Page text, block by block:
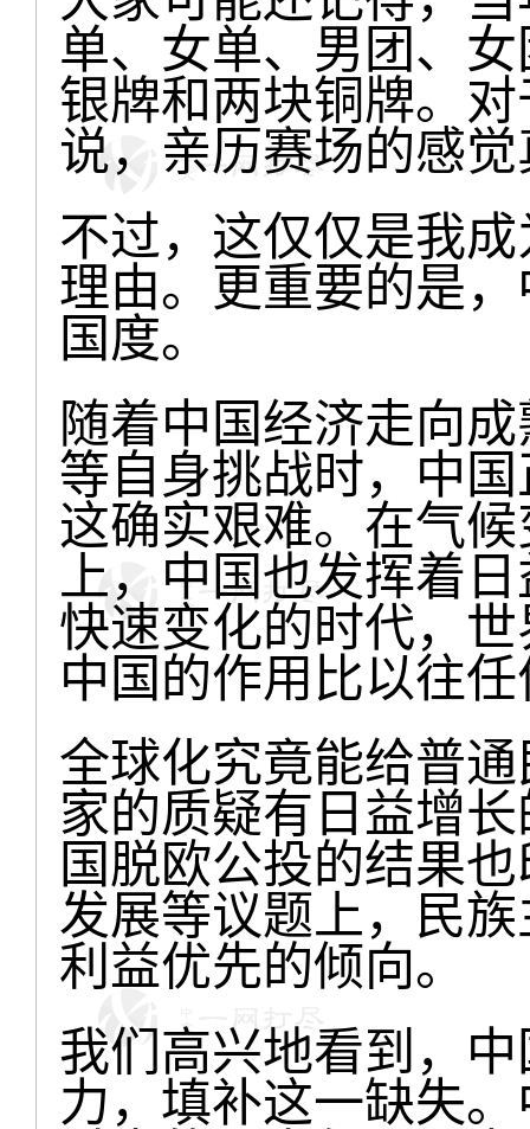
单、女单、男团、
银牌和两块铜牌。
说，亲历赛场的感
不过，这仅仅是我成
理由。更重要的是
国度。
随着中国经济走向
等自身挑战时，中
这确实艰难。在气
上，中国也发挥着
快速变化的时代，
中国的作用比以往
全球化究竟能给普
家的质疑有日益增
国脱欧公投的结果
发展等议题上，民
利益优先的倾向。
我们高兴地看到，
力，填补这一缺失